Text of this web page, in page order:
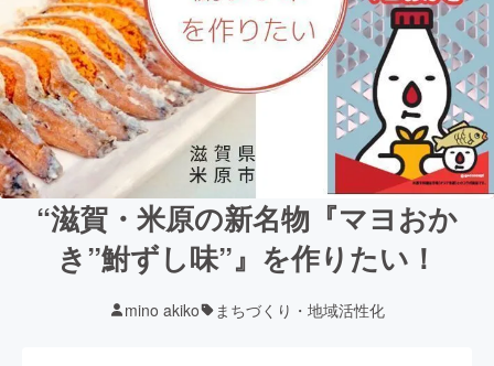
“滋賀・米原の新名物『マヨおか
き”鮒ずし味”』を作りたい！
mino akiko まちづくり・地域活性化